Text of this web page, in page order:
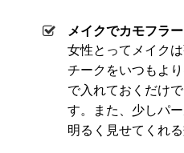
メイクでカモフラ
女性とってメイクは
チークをいつもよ
で入れておくだけ
す。また、少しパ
明るく見せてくれ